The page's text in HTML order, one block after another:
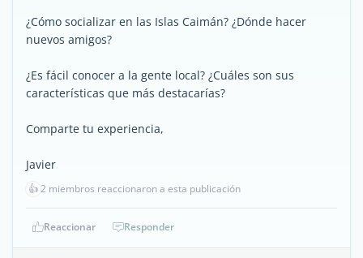
¿Cómo socializar en las Islas Caimán? ¿Dónde hacer
nuevos amigos?
¿Es fácil conocer a la gente local? ¿Cuáles son sus
características que más destacarías?
Comparte tu experiencia,
Javier
👍2 miembros reaccionaron a esta publicación
Reaccionar Responder